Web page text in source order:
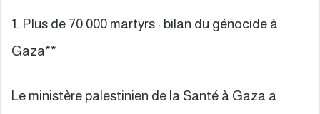
1. Plus de 70 000 martyrs : bilan du génocide à
Gaza**
Le ministère palestinien de la Santé à Gaza a